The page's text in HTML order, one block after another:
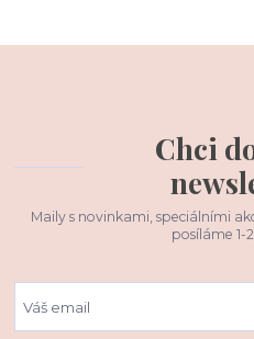
Chci
Maily s novinkami, speciálními
posíláme 1-